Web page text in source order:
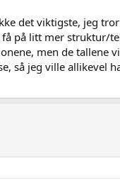
det viktigste, jeg
på litt mer struktur/
men de tallene
så jeg ville allikevel